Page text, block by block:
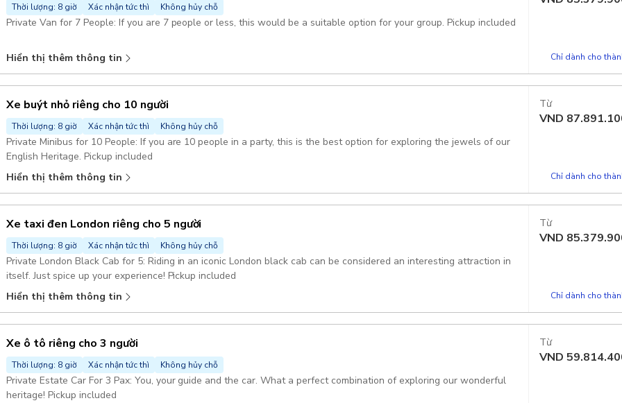
Thời lượng: 8 giờ Xác nhận tức thì Không hủy chỗ
Private Van for 7 People: If you are 7 people or less, this would be a suitable option for your group. Pickup included
Hiển thị thêm thông tin Chỉ dành cho
Xe buýt nhỏ riêng cho 10 người
Thời lượng: 8 giờ Xác nhận tức thì Không hủy chỗ
Private Minibus for 10 People: If you are 10 people in a party, this is the best option for exploring the jewels of our
English Heritage. Pickup included
Hiển thị thêm thông tin
Từ
VND
Chỉ dành cho
Xe taxi đen London riêng cho 5 người
Thời lượng: 8 giờ Xác nhận tức thì Không hủy chỗ
Private London Black Cab for 5: Riding in an iconic London black cab can be considered an interesting attraction in
itself. Just spice up your experience! Pickup included
Hiển thị thêm thông tin
Từ
VND
Chỉ dành cho
Xe ô tô riêng cho 3 người
Thời lượng: 8 giờ Xác nhận tức thì Không hủy chỗ
Private Estate Car For 3 Pax: You, your guide and the car. What a perfect combination of exploring our wonderful
heritage! Pickup included
Từ
VND